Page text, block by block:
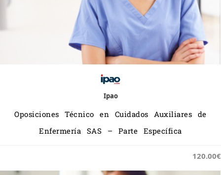
Ipao
Oposiciones Técnico en Cuidados Auxiliares de
Enfermería SAS – Parte Específica
120.00€